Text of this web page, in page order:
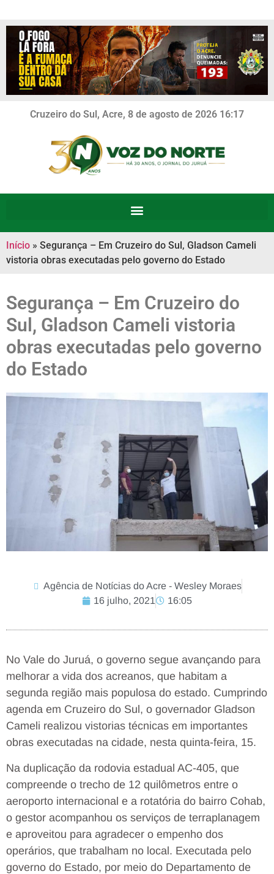
Cruzeiro do Sul, Acre, 8 de agosto de 2026 16:17
Início » Segurança – Em Cruzeiro do Sul, Gladson Cameli
vistoria obras executadas pelo governo do Estado
Segurança – Em Cruzeiro do
Sul, Gladson Cameli vistoria
obras executadas pelo governo
do Estado
Agência de Notícias do Acre - Wesley Moraes
16 julho, 2021
16:05
No Vale do Juruá, o governo segue avançando para
melhorar a vida dos acreanos, que habitam a
segunda região mais populosa do estado. Cumprindo
agenda em Cruzeiro do Sul, o governador Gladson
Cameli realizou vistorias técnicas em importantes
obras executadas na cidade, nesta quinta-feira, 15.
Na duplicação da rodovia estadual AC-405, que
compreende o trecho de 12 quilômetros entre o
aeroporto internacional e a rotatória do bairro Cohab,
o gestor acompanhou os serviços de terraplanagem
e aproveitou para agradecer o empenho dos
operários, que trabalham no local. Executada pelo
governo do Estado, por meio do Departamento de